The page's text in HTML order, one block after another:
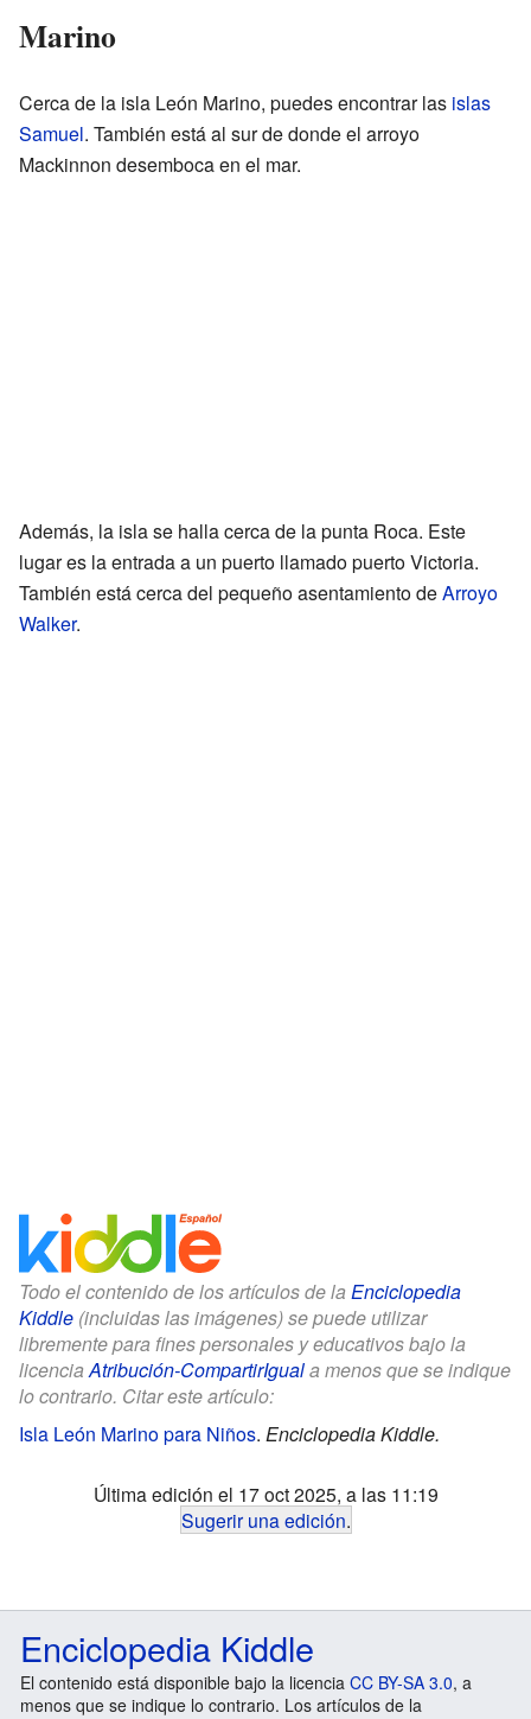
Marino
Cerca de la isla León Marino, puedes encontrar las islas
Samuel. También está al sur de donde el arroyo
Mackinnon desemboca en el mar.
Además, la isla se halla cerca de la punta Roca. Este
lugar es la entrada a un puerto llamado puerto Victoria.
También está cerca del pequeño asentamiento deArroyo
Walker.
Todo el contenido de los artículos de la Enciclopedia
Kiddle (incluidas las imágenes) se puede utilizar
libremente para fines personales y educativos bajo la
licenciaAtribución-CompartirIguala menos que se indique
lo contrario. Citar este artículo:
Isla León Marino para Niños. Enciclopedia Kiddle.
Última edición el 17 oct 2025, a las 11:19
Sugerir una edición.
Enciclopedia Kiddle
El contenido está disponible bajo la licencia CC BY-SA 3.0, a
menos que se indique lo contrario. Los artículos de la